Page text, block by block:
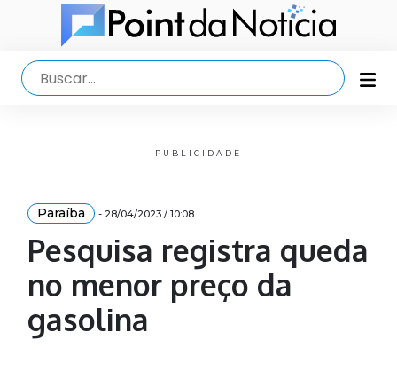
PUBLICIDADE
Paraíba - 28/04/2023 / 10:08
Pesquisa registra queda
no menor preço da
gasolina